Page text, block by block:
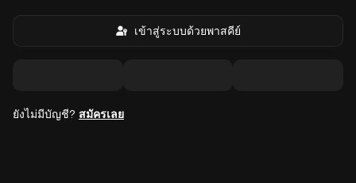
เข้าสู่ระบบด้วยพาสคีย์
ยังไม่มีบัญชี? สมัครเลย